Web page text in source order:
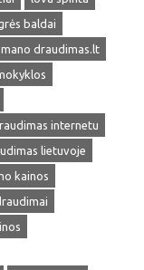
baldai
mano draudimas.lt
internetu
lietuvoje
kainos